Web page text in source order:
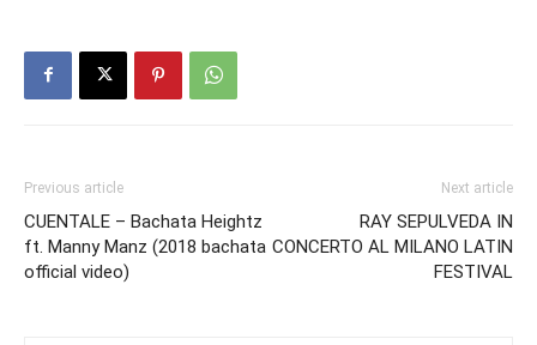
Previous article
CUENTALE – Bachata Heightz
ft. Manny Manz (2018 bachata
official video)
Next article
RAY SEPULVEDA IN
CONCERTO AL MILANO LATIN
FESTIVAL